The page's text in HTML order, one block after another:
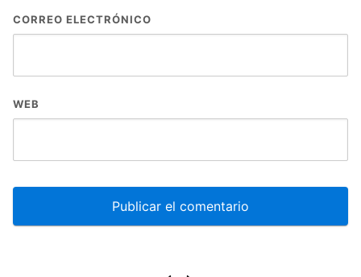
CORREO ELECTRÓNICO
WEB